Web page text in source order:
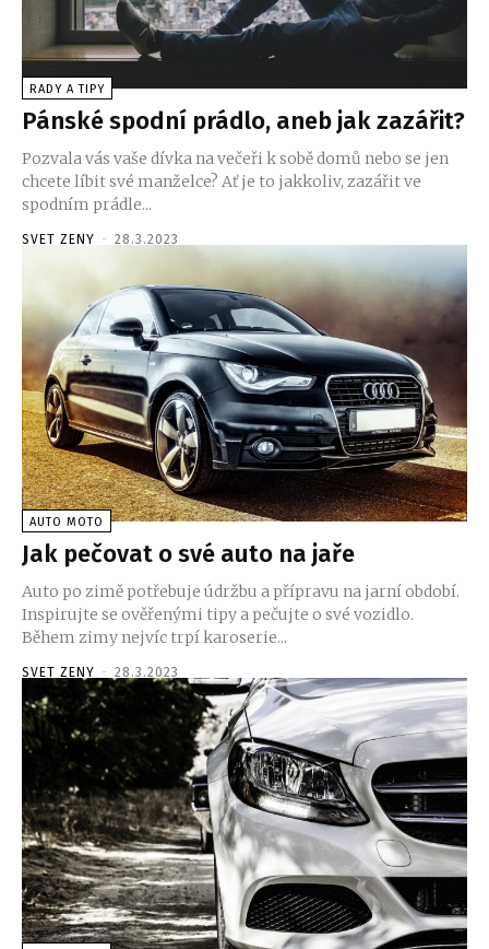
RADY A TIPY
Pánské spodní prádlo, aneb jak zazářit?
Pozvala vás vaše dívka na večeři k sobě domů nebo se jen
chcete líbit své manželce? Ať je to jakkoliv, zazářit ve
spodním prádle...
SVET ZENY - 28.3.2023
AUTO MOTO
Jak pečovat o své auto na jaře
Auto po zimě potřebuje údržbu a přípravu na jarní období.
Inspirujte se ověřenými tipy a pečujte o své vozidlo.
Během zimy nejvíc trpí karoserie...
SVET ZENY - 28.3.2023